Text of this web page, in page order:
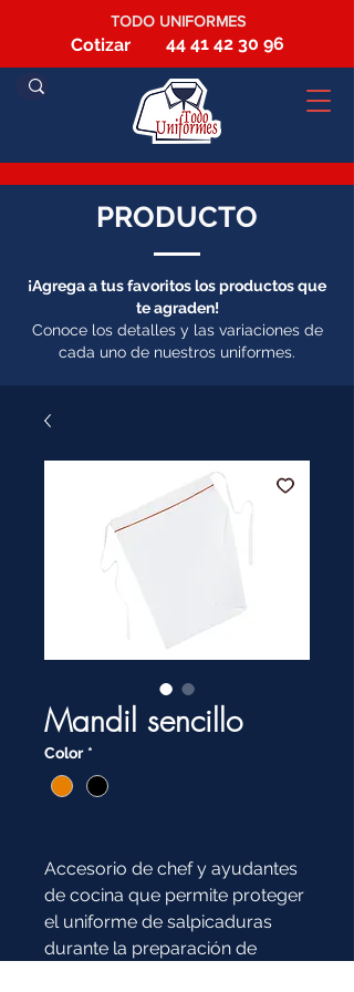
TODO UNIFORMES
Cotizar 44 41 42 30 96
PRODUCTO
¡Agrega a tus favoritos los productos que
te agraden!
Conoce los detalles y las variaciones de
cada uno de nuestros uniformes.
Mandil sencillo
Color *
Accesorio de chef y ayudantes
de cocina que permite proteger
el uniforme de salpicaduras
durante la preparación de